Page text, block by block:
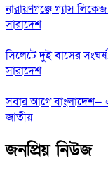
নারায়ণগঞ্জে গ্যাস
সারাদেশ
সিলেটে দুই বাসের
সারাদেশ
সবার আগে বাংলাদেশ—
জাতীয়
জনপ্রিয় নিউজ